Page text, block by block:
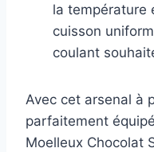
la température
cuisson
coulant
Avec cet arsenal à
parfaitement
Moelleux Chocolat